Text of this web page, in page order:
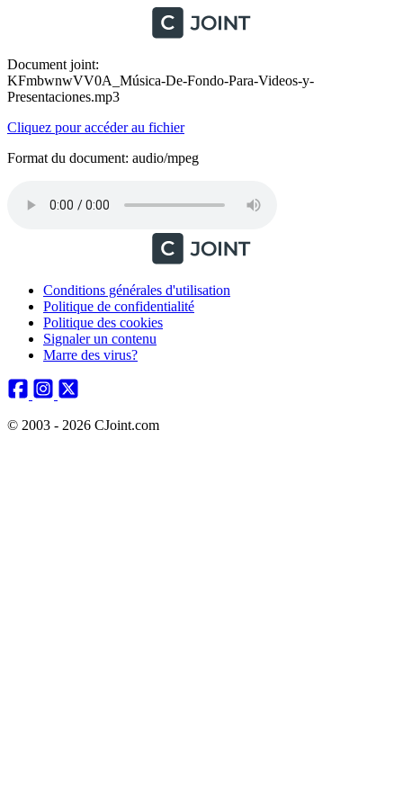
Document joint:
KFmbwnwVV0A_Música-De-Fondo-Para-Videos-y-
Presentaciones.mp3
Cliquez pour accéder au fichier
Format du document: audio/mpeg
Conditions générales d'utilisation
Politique de confidentialité
Politique des cookies
Signaler un contenu
Marre des virus?
© 2003 - 2026 CJoint.com